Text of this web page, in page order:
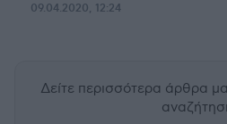
09.04.2020, 12:24
Δείτε περισσότερα άρθρα